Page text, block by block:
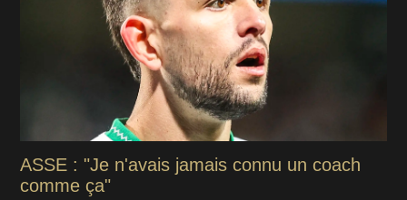
ASSE : "Je n'avais jamais connu un coach
comme ça"